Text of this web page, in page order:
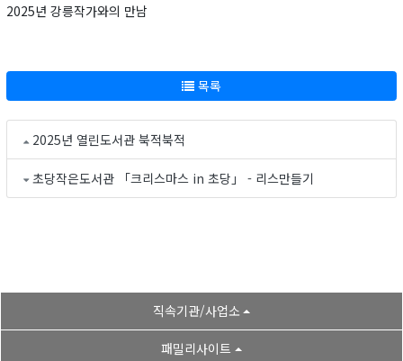
2025년 강릉작가와의 만남
목록
2025년 열린도서관 북적북적
초당작은도서관 「크리스마스 in 초당」 - 리스만들기
직속기관/사업소
패밀리사이트